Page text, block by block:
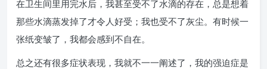
在卫生间里用完水后，我甚至受不了水滴的存在，总是想着
那些水滴蒸发掉了才令人好受；我也受不了灰尘。有时候一
张纸变皱了，我都会感到不自在。
总之还有很多症状表现，我就不一一阐述了，我的强迫症是